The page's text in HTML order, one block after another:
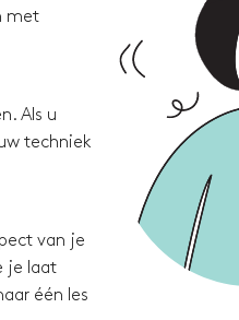
met
Als u
techniek
van je
je laat
één les